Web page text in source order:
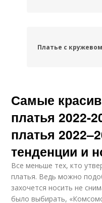
Платье с кружевом
Асимметричные
платья
Самые
платья 2022-
платья
тенденции и
Все меньше тех, кто
платья. Ведь можно
захочется носить не
было выбирать,